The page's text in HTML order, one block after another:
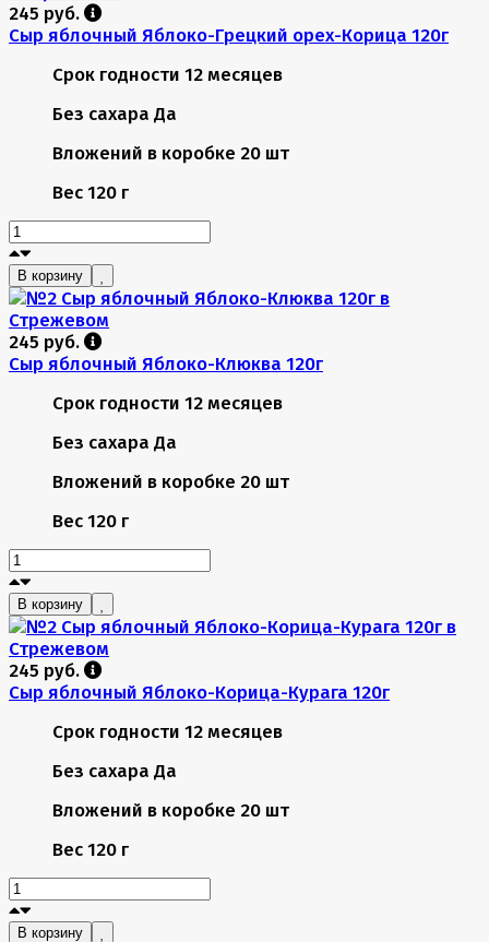
245 руб.
Сыр яблочный Яблоко-Грецкий орех-Корица 120г
Срок годности 12 месяцев
Без сахара Да
Вложений в коробке 20 шт
Вес 120 г
В корзину
245 руб.
Сыр яблочный Яблоко-Клюква 120г
Срок годности 12 месяцев
Без сахара Да
Вложений в коробке 20 шт
Вес 120 г
В корзину
245 руб.
Сыр яблочный Яблоко-Корица-Курага 120г
Срок годности 12 месяцев
Без сахара Да
Вложений в коробке 20 шт
Вес 120 г
В корзину